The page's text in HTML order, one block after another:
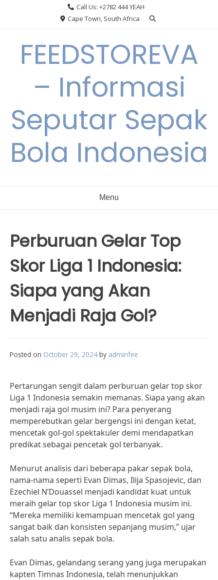
Call Us: +2782 444 YEAH
Cape Town, South Africa
FEEDSTOREVA
– Informasi
Seputar Sepak
Bola Indonesia
Menu
Perburuan Gelar Top
Skor Liga 1 Indonesia:
Siapa yang Akan
Menjadi Raja Gol?
Posted on October 29, 2024 by adminfee
Pertarungan sengit dalam perburuan gelar top skor
Liga 1 Indonesia semakin memanas. Siapa yang akan
menjadi raja gol musim ini? Para penyerang
memperebutkan gelar bergengsi ini dengan ketat,
mencetak gol-gol spektakuler demi mendapatkan
predikat sebagai pencetak gol terbanyak.
Menurut analisis dari beberapa pakar sepak bola,
nama-nama seperti Evan Dimas, Ilija Spasojevic, dan
Ezechiel N’Douassel menjadi kandidat kuat untuk
meraih gelar top skor Liga 1 Indonesia musim ini.
“Mereka memiliki kemampuan mencetak gol yang
sangat baik dan konsisten sepanjang musim,” ujar
salah satu analis sepak bola.
Evan Dimas, gelandang serang yang juga merupakan
kapten Timnas Indonesia, telah menunjukkan